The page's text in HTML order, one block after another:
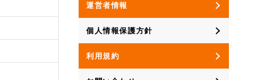
運営者情報
個人情報保護方針
利用規約